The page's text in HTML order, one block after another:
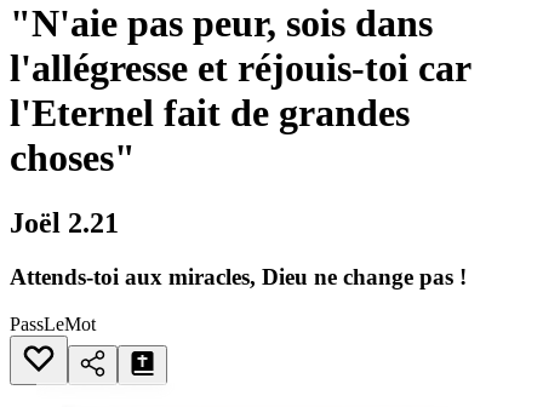
"N'aie pas peur, sois dans
l'allégresse et réjouis-toi car
l'Eternel fait de grandes
choses"
Joël 2.21
Attends-toi aux miracles, Dieu ne change pas !
PassLeMot